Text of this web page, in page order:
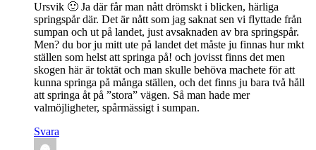
Ursvik 🙂 Ja där får man nått drömskt i blicken, härliga
springspår där. Det är nått som jag saknat sen vi flyttade från
sumpan och ut på landet, just avsaknaden av bra springspår.
Men? du bor ju mitt ute på landet det måste ju finnas hur mkt
ställen som helst att springa på! och jovisst finns det men
skogen här är toktät och man skulle behöva machete för att
kunna springa på många ställen, och det finns ju bara två håll
att springa åt på ”stora” vägen. Så man hade mer
valmöjligheter, spårmässigt i sumpan.
Svara